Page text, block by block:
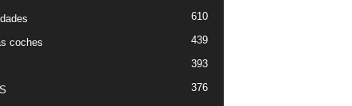
610
coches 439
393
376